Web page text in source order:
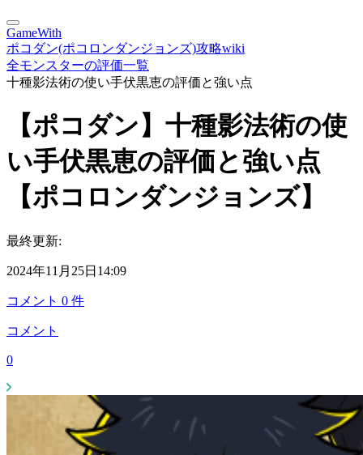
GameWith
ポコダン(ポコロンダンジョンズ)攻略wiki
全モンスターの評価一覧
十種影法術の使い手伏黒恵の評価と強い点
【ポコダン】十種影法術の使
い手伏黒恵の評価と強い点
【ポコロンダンジョンズ】
最終更新:
2024年11月25日14:09
コメント 0 件
コメント
0